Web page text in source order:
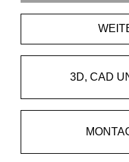
3D, CAD